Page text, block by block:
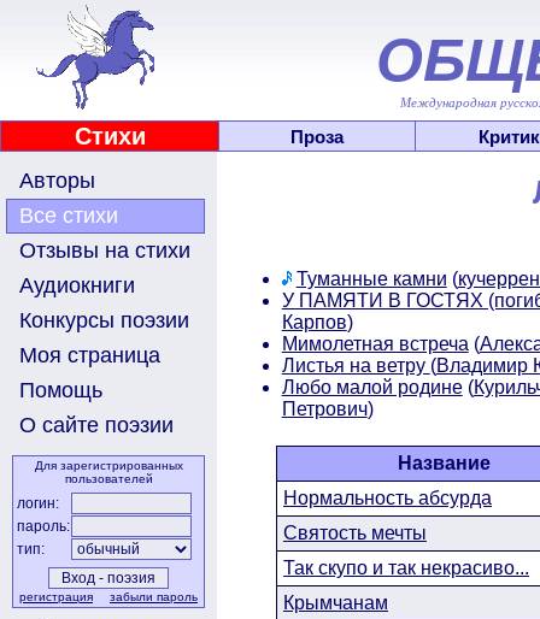
Международная
Стихи Проза
Авторы
Все стихи
Отзывы на стихи
Аудиокниги
Конкурсы поэзии
Моя страница
Помощь
О сайте поэзии
Для зарегистрированных
пользователей
логин:
пароль:
тип:
регистрация забыли пароль
Туманные камни (
У ПАМЯТИ В ГОСТЯХ
Карпов)
Мимолетная встреча (
Листья на ветру (Владимир
Любо малой родине(
Петрович)
Название
Нормальность абсурда
Святость мечты
Так скупо и так некрасиво...
Крымчанам